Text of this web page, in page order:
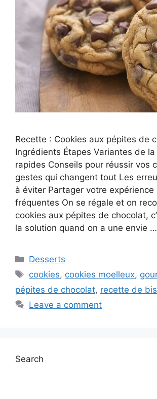
Recette : Cookies aux pépites de
Ingrédients Étapes Variantes de
rapides Conseils pour réussir vos
gestes qui changent tout Les
à éviter Partager votre expérience
fréquentes On se régale et on
cookies aux pépites de chocolat,
la solution quand on a une envie …
Categories
Desserts
Tags
cookies, cookies moelleux,
pépites de chocolat, recette de
Leave a comment
Search